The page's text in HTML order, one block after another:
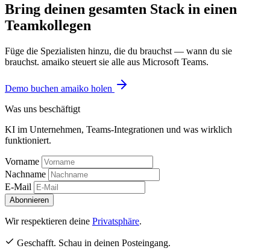
Bring deinen gesamten Stack in einen
Teamkollegen
Füge die Spezialisten hinzu, die du brauchst — wann du sie
brauchst. amaiko steuert sie alle aus Microsoft Teams.
Demo buchen amaiko holen
Was uns beschäftigt
KI im Unternehmen, Teams-Integrationen und was wirklich
funktioniert.
Vorname
Nachname
E-Mail
Abonnieren
Wir respektieren deine Privatsphäre.
Geschafft. Schau in deinen Posteingang.